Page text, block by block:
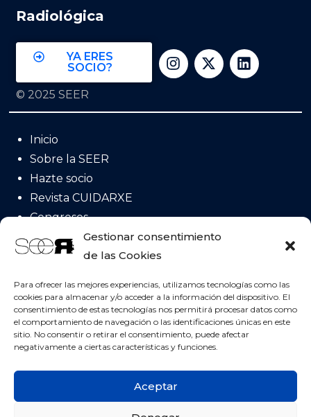
Gestionar consentimiento
de las Cookies
Para ofrecer las mejores experiencias, utilizamos tecnologías como las
cookies para almacenar y/o acceder a la información del dispositivo. El
consentimiento de estas tecnologías nos permitirá procesar datos como
el comportamiento de navegación o las identificaciones únicas en este
sitio. No consentir o retirar el consentimiento, puede afectar
negativamente a ciertas características y funciones.
Aceptar
Radiológica
YA ERES
SOCIO?
© 2025 SEER
Inicio
Sobre la SEER
Hazte socio
Revista CUIDARXE
Congresos
Acreditación
Posicionamientos
Contacta con nosotros!
Sociedad Española de Enfermería
Radiológica (SEER)
C/Uria 76 3ºD 33003 Oviedo